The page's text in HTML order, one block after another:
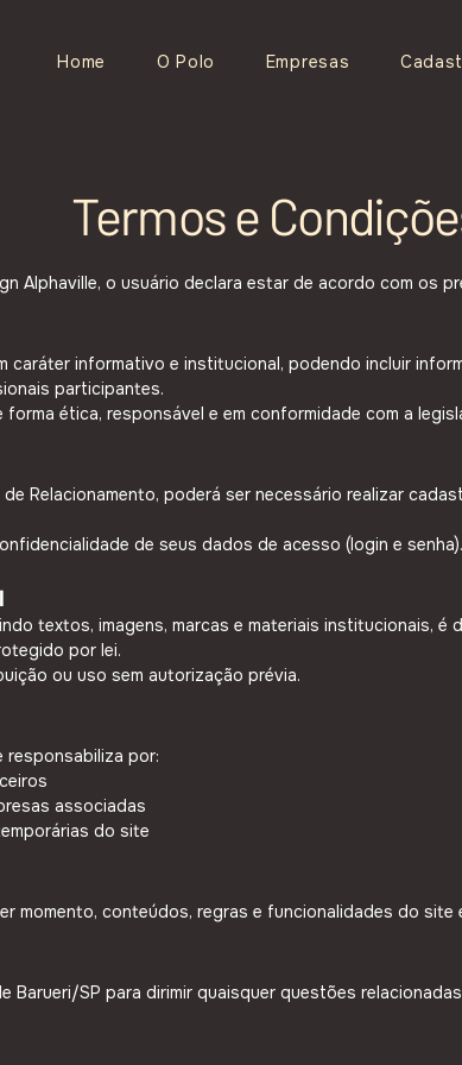
Home O Polo Empresas
Termos e
Alphaville, o usuário declara estar de acordo com os
caráter informativo e institucional, podendo incluir
participantes.
ética, responsável e em conformidade com a
Relacionamento, poderá ser necessário realizar
de seus dados de acesso (login e senha).
textos, imagens, marcas e materiais institucionais, é
por lei.
ou uso sem autorização prévia.
responsabiliza por:
associadas
do site
momento, conteúdos, regras e funcionalidades do site
Barueri/SP para dirimir quaisquer questões